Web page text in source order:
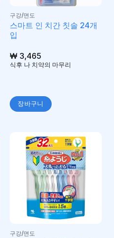
구강/면도
스마트 인 치간 칫솔 24개
입
₩3,465
식후 나 치약의 마무리
장바구니
구강/면도